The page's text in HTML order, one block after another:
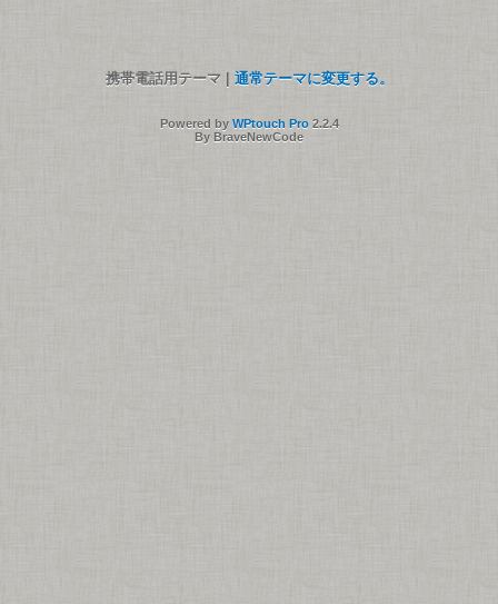
携帯電話用テーマ | 通常テーマに変更する。
Powered by WPtouch Pro2.2.4
By BraveNewCode